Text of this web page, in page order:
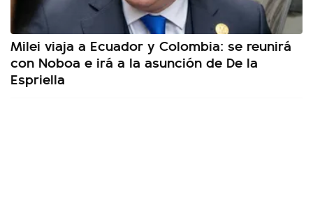
Milei viaja a Ecuador y Colombia: se reunirá
con Noboa e irá a la asunción de De la
Espriella